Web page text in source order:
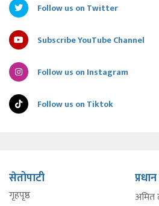
Follow us on Twitter
Subscribe YouTube Channel
Follow us on Instagram
Follow us on Tiktok
सेतोपाटी
गृहपृष्ठ